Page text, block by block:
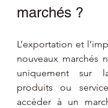
marchés ?
L’exportation et
nouveaux marchés
uniquement sur
produits ou
accéder à un